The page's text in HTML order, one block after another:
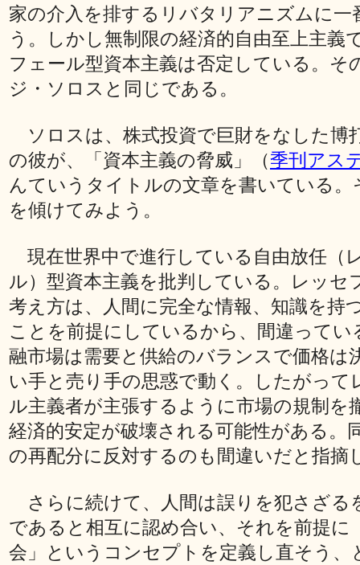
家の介入を排するリバタリアニズムに一
う。しかし無制限の経済的自由至上主義
フェール型資本主義は否定している。そ
ジ・ソロスと同じである。
ソロスは、株式投資で巨財をなした博
の彼が、「資本主義の脅威」（季刊アス
んていうタイトルの文章を書いている。
を傾けてみよう。
現在世界中で進行している自由放任（
ル）型資本主義を批判している。レッセ
考え方は、人間に完全な情報、知識を持
ことを前提にしているから、間違ってい
融市場は需要と供給のバランスで価格は
い手と売り手の思惑で動く。したがって
ル主義者が主張するように市場の規制を
経済的安定が破壊される可能性がある。
の再配分に反対するのも間違いだと指摘
さらに続けて、人間は誤りを犯さざる
であると相互に認め合い、それを前提に
会」というコンセプトを定義し直そう、